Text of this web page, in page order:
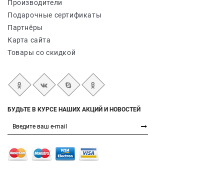
Производители
Подарочные сертификаты
Партнёры
Карта сайта
Товары со скидкой
БУДЬТЕ В КУРСЕ НАШИХ АКЦИЙ И НОВОСТЕЙ